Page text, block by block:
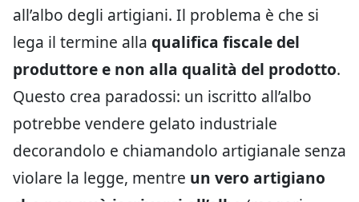
all’albo degli artigiani. Il problema è che si
lega il termine alla qualifica fiscale del
produttore e non alla qualità del prodotto.
Questo crea paradossi: un iscritto all’albo
potrebbe vendere gelato industriale
decorandolo e chiamandolo artigianale senza
violare la legge, mentre un vero artigiano